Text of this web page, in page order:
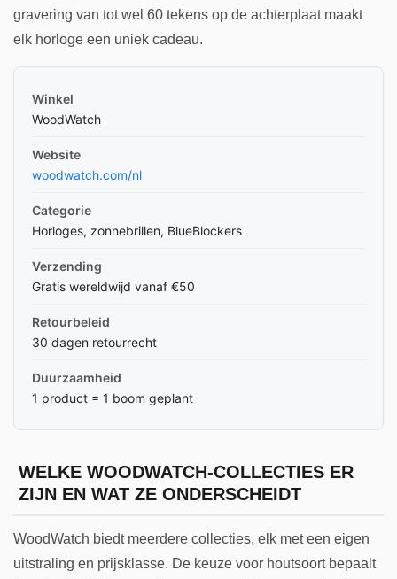
gravering van tot wel 60 tekens op de achterplaat maakt
elk horloge een uniek cadeau.
Winkel
WoodWatch
Website
woodwatch.com/nl
Categorie
Horloges, zonnebrillen, BlueBlockers
Verzending
Gratis wereldwijd vanaf €50
Retourbeleid
30 dagen retourrecht
Duurzaamheid
1 product = 1 boom geplant
WELKE WOODWATCH-COLLECTIES ER
ZIJN EN WAT ZE ONDERSCHEIDT
WoodWatch biedt meerdere collecties, elk met een eigen
uitstraling en prijsklasse. De keuze voor houtsoort bepaalt